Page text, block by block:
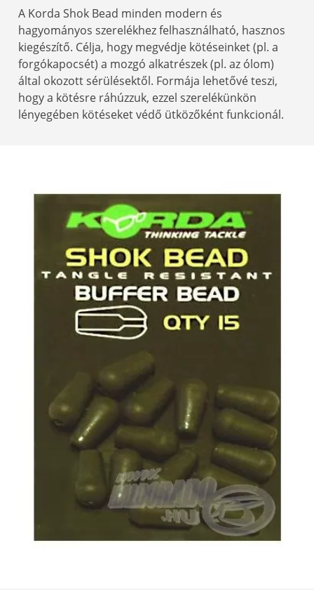
A Korda Shok Bead minden modern és
hagyományos szerelékhez felhasználható, hasznos
kiegészítő. Célja, hogy megvédje kötéseinket (pl. a
forgókapocsét) a mozgó alkatrészek (pl. az ólom)
által okozott sérülésektől. Formája lehetővé teszi,
hogy a kötésre ráhúzzuk, ezzel szerelékünkön
lényegében kötéseket védő ütközőként funkcionál.